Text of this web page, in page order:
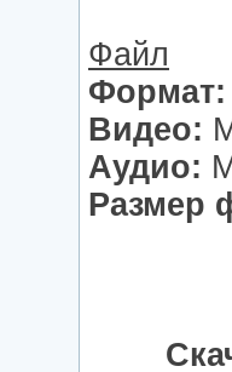
Файл
Формат:
Видео:
Аудио:
Размер